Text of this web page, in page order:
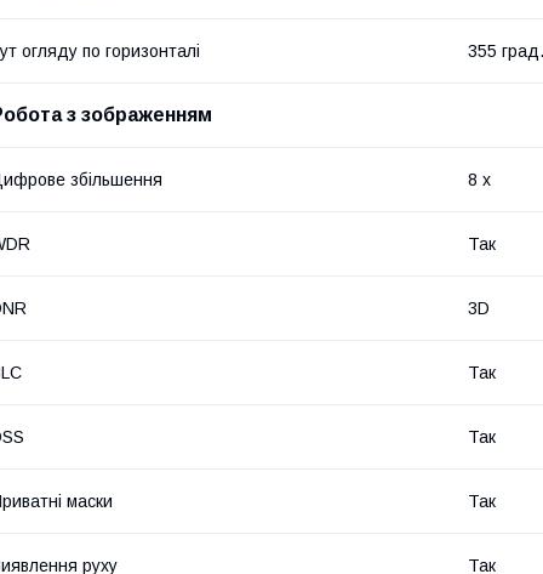
огляду по горизонталі 355 град.
з зображенням
збільшення 8 х
Так
3D
Так
Так
маски Так
руху Так